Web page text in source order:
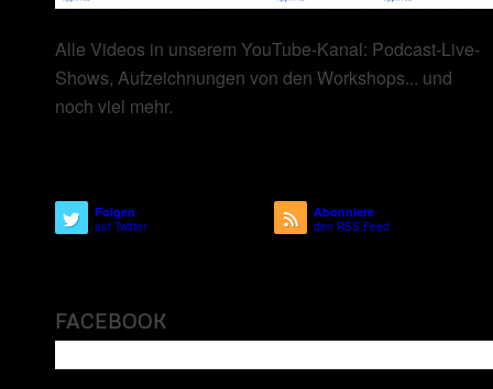
Alle Videos in unserem YouTube-Kanal: Podcast-Live-
Shows, Aufzeichnungen von den Workshops... und
noch viel mehr.
Folgen
auf Twitter
Abonniere
den RSS Feed
FACEBOOK